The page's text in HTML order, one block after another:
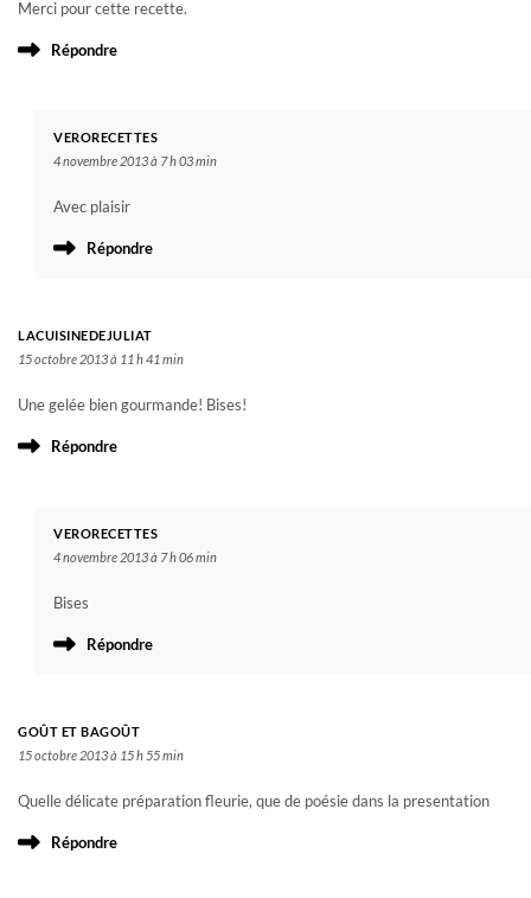
Merci pour cette recette.
Répondre
VERORECETTES
4 novembre 2013 à 7 h 03 min
Avec plaisir
Répondre
LACUISINEDEJULIAT
15 octobre 2013 à 11 h 41 min
Une gelée bien gourmande! Bises!
Répondre
VERORECETTES
4 novembre 2013 à 7 h 06 min
Bises
Répondre
GOÛT ET BAGOÛT
15 octobre 2013 à 15 h 55 min
Quelle délicate préparation fleurie, que de poésie dans la presentation
Répondre